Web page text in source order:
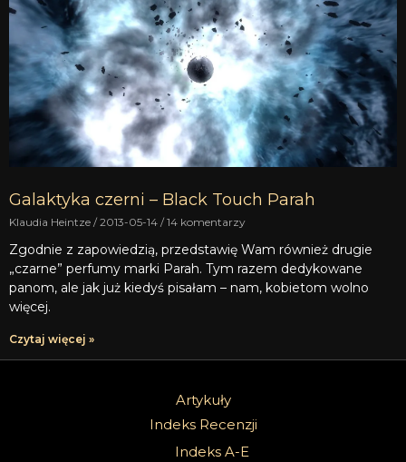
Galaktyka czerni – Black Touch Parah
Klaudia Heintze 2013-05-14 14 komentarzy
Zgodnie z zapowiedzią, przedstawię Wam również drugie
„czarne” perfumy marki Parah. Tym razem dedykowane
panom, ale jak już kiedyś pisałam – nam, kobietom wolno
więcej.
Czytaj więcej »
Artykuły
Indeks Recenzji
Indeks A-E